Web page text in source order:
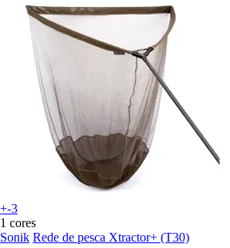
+-3
1 cores
Sonik Rede de pesca Xtractor+ (T30)